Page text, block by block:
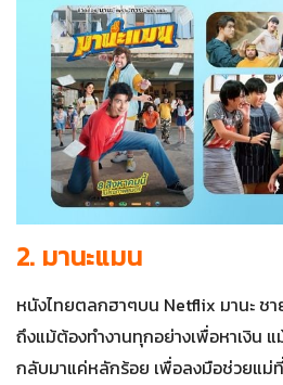
2. มานะแมน
หนังไทยตลกฮาๆบน Netflix มานะ ช
ถึงแม้ต้องทำงานทุกอย่างเพื่อหาเงิน
กลับมาแค่หลักร้อย เพื่อลงมือช่วยแม่